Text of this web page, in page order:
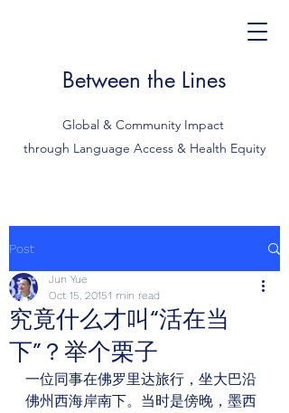
Between the Lines
Global & Community Impact
through Language Access & Health Equity
Post
究竟什么才叫“活在当
下”？举个栗子
Jun Yue
Oct 15, 20151 min read
一位同事在佛罗里达旅行，坐大巴沿
佛州西海岸南下。当时是傍晚，墨西